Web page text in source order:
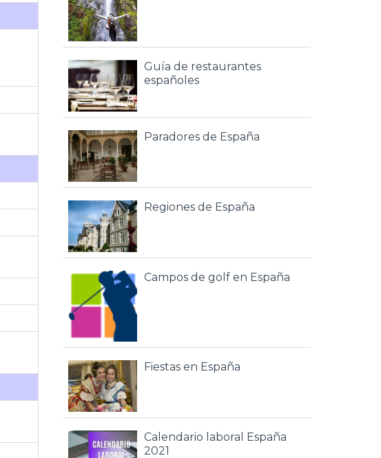
Guía de restaurantes
españoles
Paradores de España
Regiones de España
Campos de golf en España
Fiestas en España
Calendario laboral España
2021